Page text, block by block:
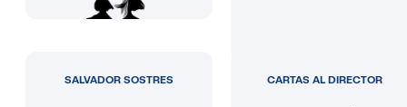
SALVADOR SOSTRES CARTAS AL DIRECTOR